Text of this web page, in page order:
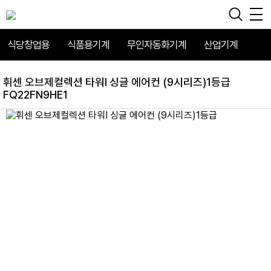
식당창업용 식품용기계 무인자동화기계 산업기계
휘센 오브제컬렉션 타워I 싱글 에어컨 (9시리즈)1등급
FQ22FN9HE1